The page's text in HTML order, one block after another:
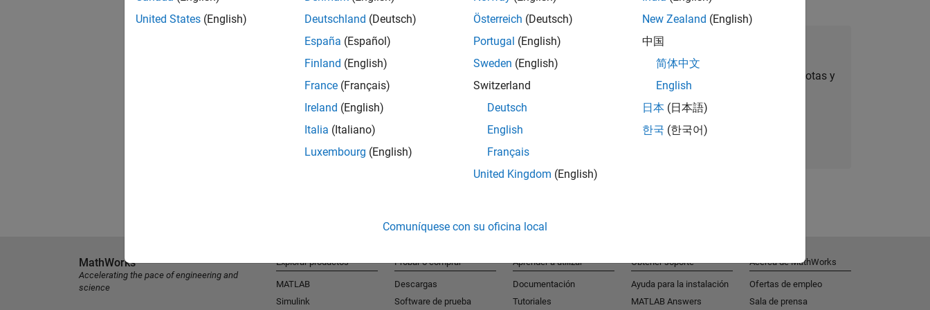
Súmese a Talent Network
Reciba alertas de empleo personalizadas, anécdotas y
noticias sobre la empresa.
Súmese hoy mismo
United States (English)
Deutschland (Deutsch)
España (Español)
Finland (English)
France (Français)
Ireland (English)
Italia (Italiano)
Luxembourg (English)
Österreich (Deutsch)
Portugal (English)
Sweden (English)
Switzerland
Deutsch
English
Français
United Kingdom (English)
New Zealand (English)
中国
简体中文
English
日本 (日本語)
한국 (한국어)
Comuníquese con su oficina local
MathWorks
Accelerating the pace of engineering and
science
Explorar productos
MATLAB
Simulink
Probar o comprar
Descargas
Software de prueba
Aprender a utilizar
Documentación
Tutoriales
Obtener soporte
Ayuda para la instalación
MATLAB Answers
Acerca de MathWorks
Ofertas de empleo
Sala de prensa